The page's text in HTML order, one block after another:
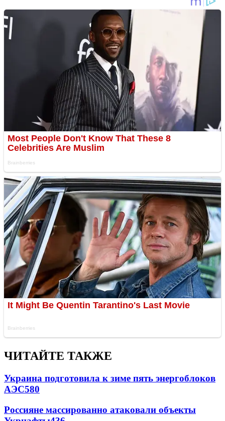
ЧИТАЙТЕ ТАКЖЕ
Украина подготовила к зиме пять энергоблоков
АЭС580
Россияне массированно атаковали объекты